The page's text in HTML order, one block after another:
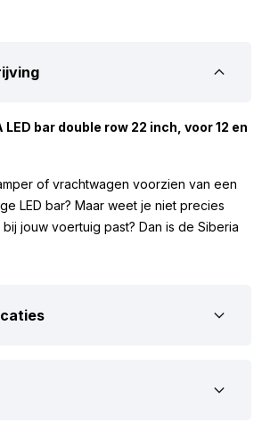
bar double row 22 inch, voor 12 en
of vrachtwagen voorzien van een
LED bar? Maar weet je niet precies
jouw voertuig past? Dan is de Siberia
een uitstekende optie. Deze lamp
Zo bepaal je zelf de look van je
Echt een unieke manier om